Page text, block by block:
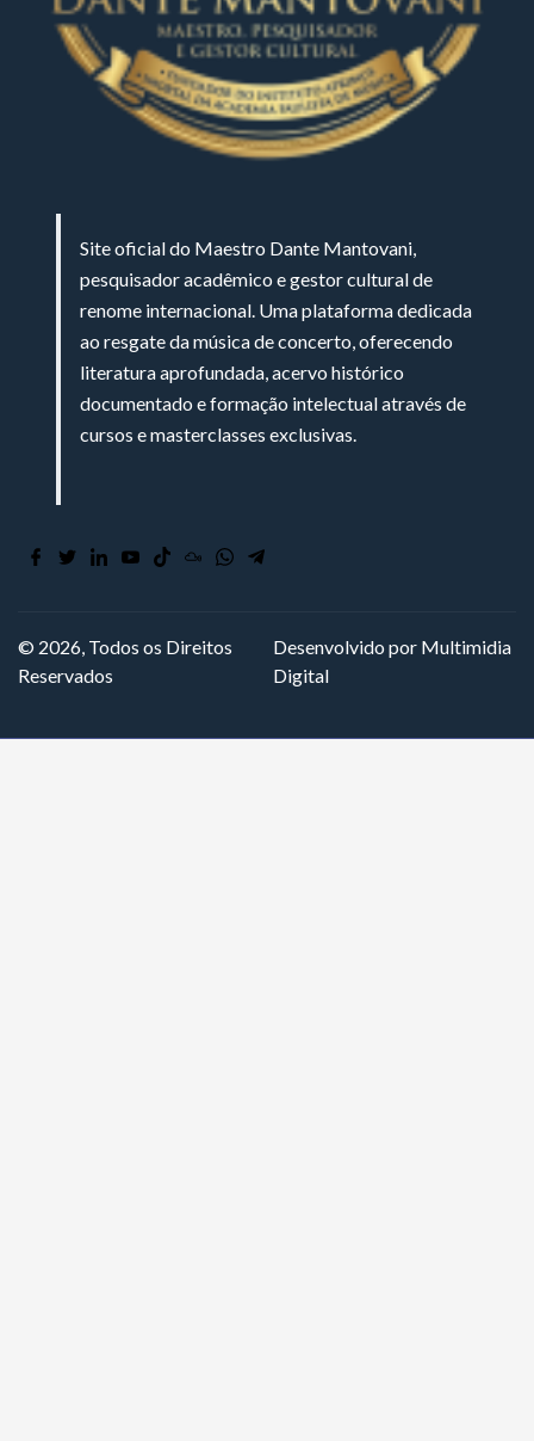
Site oficial do Maestro Dante Mantovani,
pesquisador acadêmico e gestor cultural de
renome internacional. Uma plataforma dedicada
ao resgate da música de concerto, oferecendo
literatura aprofundada, acervo histórico
documentado e formação intelectual através de
cursos e masterclasses exclusivas.
© 2026, Todos os Direitos
Reservados
Desenvolvido por Multimidia
Digital